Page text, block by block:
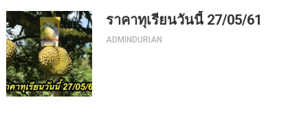
ราคาทุเรียนวันนี้ 27/05/61
ADMINDURIAN